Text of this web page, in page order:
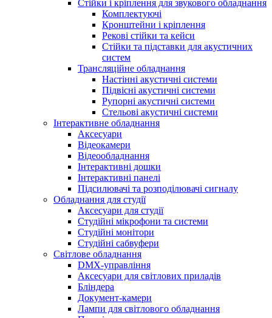
Стійки і кріплення для звукового обладнання
Комплектуючі
Кронштейни і кріплення
Рекові стійки та кейси
Стійки та підставки для акустичних
систем
Трансляційне обладнання
Настінні акустичні системи
Підвісні акустичні системи
Рупорні акустичні системи
Стельові акустичні системи
Інтерактивне обладнання
Аксесуари
Відеокамери
Відеообладнання
Інтерактивні дошки
Інтерактивні панелі
Підсилювачі та розподілювачі сигналу
Обладнання для студії
Аксесуари для студії
Студійні мікрофони та системи
Студійні монітори
Студійні сабвуфери
Світлове обладнання
DMX-управління
Аксесуари для світлових приладів
Бліндера
Документ-камери
Лампи для світлового обладнання